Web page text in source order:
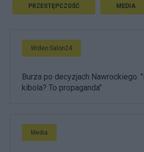
PRZESTĘPCZOŚĆ MEDIA
Wideo Salon24
Burza po decyzjach Nawrockiego.
kibola? To propaganda"
Media